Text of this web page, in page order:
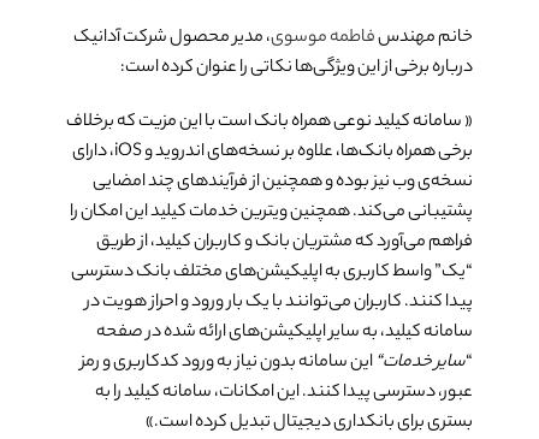
خانم مهندسفاطمه موسوی، مدیر محصول شرکت آدانیک
درباره برخی از این ویژگی­‌ها نکاتی را عنوان کرده است:
« سامانه کیلید نوعی همراه بانک است با این مزیت که برخلاف
برخی همراه بانک‌­ها، علاوه بر نسخه‌های اندروید و iOS، دارای
نسخه‌­ی وب نیز بوده و همچنین از فرآیندهای چند امضایی
پشتیبانی می‌­کند. همچنین ویترین خدمات کیلید این امکان را
فراهم می‌­آورد که مشتریان بانک و کاربران کیلید، از طریق
“یک” واسط کاربری به اپلیکیشن­‌های مختلف بانک دسترسی
پیدا کنند. کاربران می‌توانند با یک بار ورود و احراز هویت در
سامانه کیلید، به سایر اپلیکیشن­‌های ارائه شده در صفحه
“سایر خدمات“این سامانه بدون نیاز به ورود کدکاربری و رمز
عبور، دسترسی پیدا کنند. این امکانات، سامانه کیلید را به
بستری برای بانکداری دیجیتال تبدیل کرده است.»